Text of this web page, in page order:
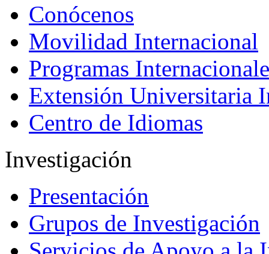
Conócenos
Movilidad Internacional
Programas
Extensión Universitaria
Centro de Idiomas
Investigación
Presentación
Grupos de Investigación